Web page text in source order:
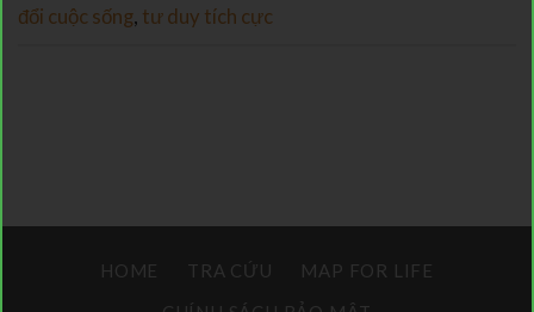
đổi cuộc sống, tư duy tích cực
HOME TRA CỨU
MAP FOR LIFE